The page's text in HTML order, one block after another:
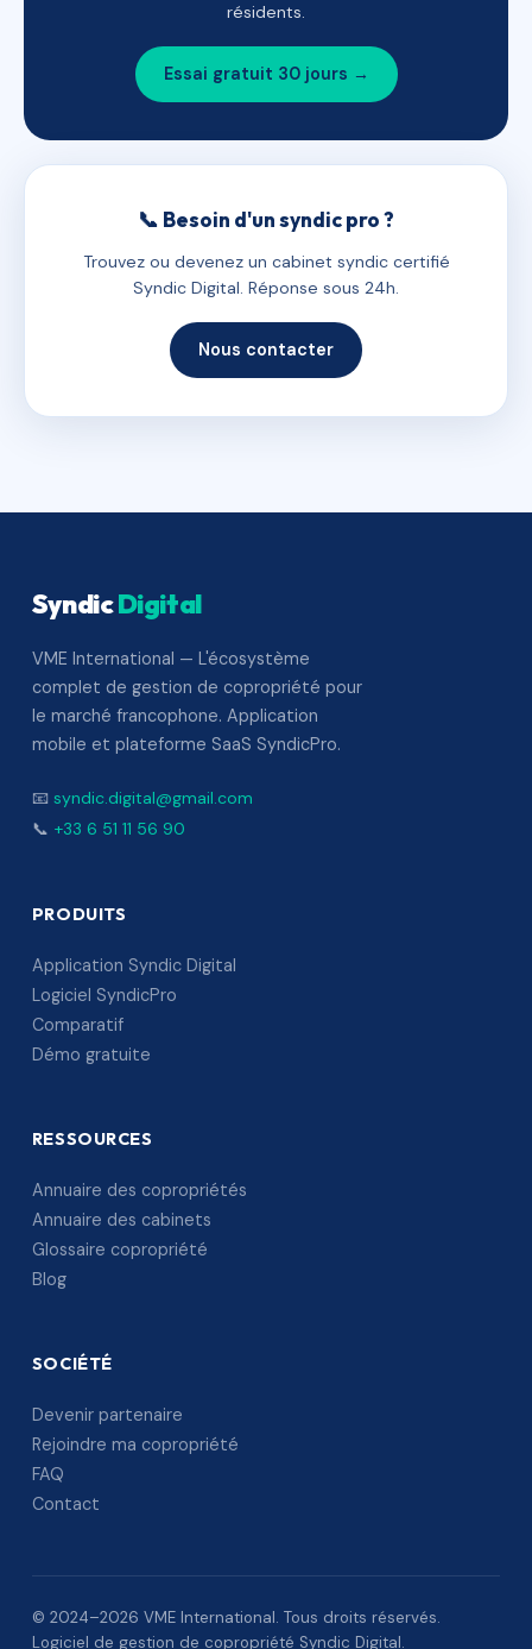
résidents.
Essai gratuit 30 jours →
📞 Besoin d'un syndic pro ?
Trouvez ou devenez un cabinet syndic certifié
Syndic Digital. Réponse sous 24h.
Nous contacter
SyndicDigital
VME International — L'écosystème
complet de gestion de copropriété pour
le marché francophone. Application
mobile et plateforme SaaS SyndicPro.
📧 syndic.digital@gmail.com
📞 +33 6 51 11 56 90
PRODUITS
Application Syndic Digital
Logiciel SyndicPro
Comparatif
Démo gratuite
RESSOURCES
Annuaire des copropriétés
Annuaire des cabinets
Glossaire copropriété
Blog
SOCIÉTÉ
Devenir partenaire
Rejoindre ma copropriété
FAQ
Contact
© 2024–2026 VME International. Tous droits réservés.
Logiciel de gestion de copropriété Syndic Digital.